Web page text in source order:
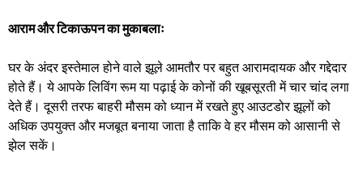
आराम और टिकाऊपन का मुकाबलाः ​
घर के अंदर इस्तेमाल होने वाले झूले आमतौर पर बहुत आरामदायक और गद्देदार
होते हैं। ये आपके लिविंग रूम या पढ़ाई के कोनों की खूबसूरती में चार चांद लगा
देते हैं। दूसरी तरफ बाहरी मौसम को ध्यान में रखते हुए आउटडोर झूलों को
अधिक उपयुक्त और मजबूत बनाया जाता है ताकि वे हर मौसम को आसानी से
झेल सकें। ​